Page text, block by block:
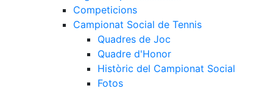
Competicions
Campionat Social de Tennis
Quadres de Joc
Quadre d'Honor
Històric del Campionat Social
Fotos